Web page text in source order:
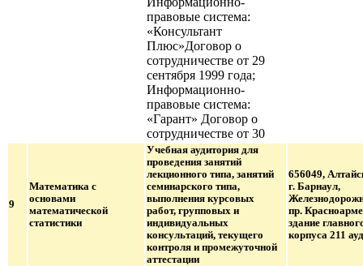
правовые система:
«Консультант
Плюс»Договор о
сотрудничестве от 29
сентября 1999 года;
Информационно-
правовые система:
«Гарант» Договор о
сотрудничестве от 30
9
Математика с
основами
математической
статистики
Учебная аудитория для
проведения занятий
лекционного типа, занятий
семинарского типа,
выполнения курсовых
работ, групповых и
индивидуальных
консультаций, текущего
контроля и промежуточной
аттестации
656049,
г. Барнаул,
пр.
здание
корпуса 211